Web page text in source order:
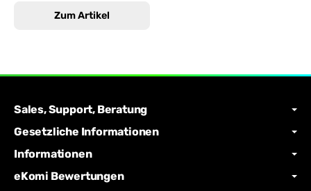
Zum Artikel
Sales, Support, Beratung
Gesetzliche Informationen
Informationen
eKomi Bewertungen